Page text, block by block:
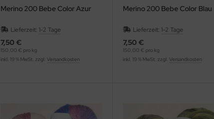
Merino 200 Bebe Color Azur
Lieferzeit: 1-2 Tage
7,50 €
150,00 € pro kg
inkl. 19 % MwSt. zzgl. Versandkosten
Merino 200 Bebe Color Blau
Lieferzeit:1-2 Tage
7,50 €
150,00 € pro kg
inkl. 19 % MwSt. zzgl.Versandkosten